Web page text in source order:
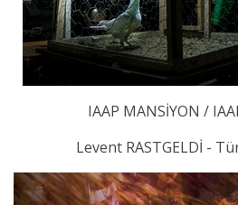
IAAP MANSİYON /
Levent RASTGELDİ -